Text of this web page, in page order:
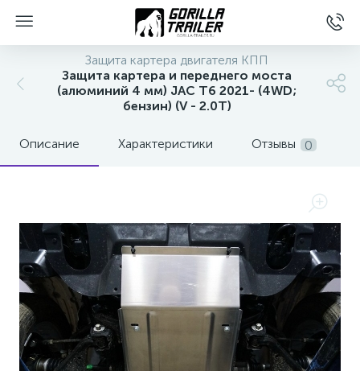
Защита картера двигателя КПП
Защита картера и переднего моста
(алюминий 4 мм) JAC T6 2021- (4WD;
бензин) (V - 2.0T)
Описание Характеристики Отзывы 0